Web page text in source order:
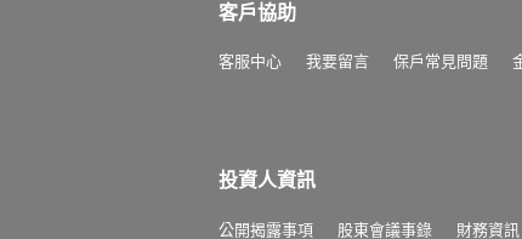
客戶協助
客服中心 我要留言 保戶常見問題
投資人資訊
公開揭露事項 股東會議事錄 財務資訊